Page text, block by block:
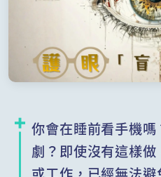
你會在睡前看手機
劇？即使沒有這樣